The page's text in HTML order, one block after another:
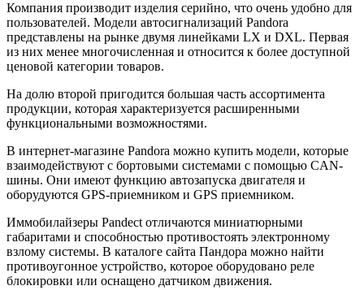
Компания производит изделия серийно, что очень удобно для
пользователей. Модели автосигнализаций Pandora
представлены на рынке двумя линейками LX и DXL. Первая
из них менее многочисленная и относится к более доступной
ценовой категории товаров.
На долю второй пригодится большая часть ассортимента
продукции, которая характеризуется расширенными
функциональными возможностями.
В интернет-магазине Pandora можно купить модели, которые
взаимодействуют с бортовыми системами с помощью CAN-
шины. Они имеют функцию автозапуска двигателя и
оборудуются GPS-приемником и GPS приемником.
Иммобилайзеры Pandect отличаются миниатюрными
габаритами и способностью противостоять электронному
взлому системы. В каталоге сайта Пандора можно найти
противоугонное устройство, которое оборудовано реле
блокировки или оснащено датчиком движения.